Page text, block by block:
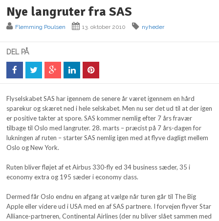
Nye langruter fra SAS
Flemming Poulsen 13. oktober 2010 nyheder
DEL PÅ
Flyselskabet SAS har igennem de senere år været igennem en hård
sparekur og skæret ned i hele selskabet. Men nu ser det ud til at der igen
er positive takter at spore. SAS kommer nemlig efter 7 års fravær
tilbage til Oslo med langruter. 28. marts – præcist på 7 års-dagen for
lukningen af ruten – starter SAS nemlig igen med at flyve dagligt mellem
Oslo og New York.
Ruten bliver fløjet af et Airbus 330-fly ed 34 business sæder, 35 i
economy extra og 195 sæder i economy class.
Dermed får Oslo endnu en afgang at vælge når turen går til The Big
Apple eller videre ud i USA med en af SAS partnere. I forvejen flyver Star
Alliance-partneren, Continental Airlines (der nu bliver slået sammen med